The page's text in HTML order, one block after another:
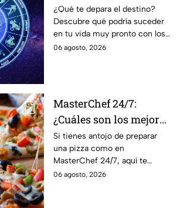
agosto; estos signos
podrían dejar de estar
solteros más pronto de
lo que imaginan y
¿Qué te depara el destino?
Descubre qué podría suceder
en tu vida muy pronto con los
horóscopos de Nana Calistar;
06 agosto, 2026
MasterChef 24/7:
¿Cuáles son los mejores
quesos para preparar
pizza en casa?
Si tienes antojo de preparar
una pizza como en
MasterChef 24/7, aquí te
contamos todo lo que debes
06 agosto, 2026